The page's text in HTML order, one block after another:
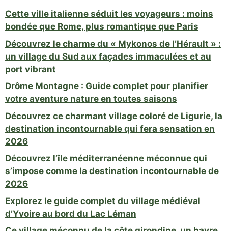
Cette ville italienne séduit les voyageurs : moins
bondée que Rome, plus romantique que Paris
Découvrez le charme du « Mykonos de l’Hérault » :
un village du Sud aux façades immaculées et au
port vibrant
Drôme Montagne : Guide complet pour planifier
votre aventure nature en toutes saisons
Découvrez ce charmant village coloré de Ligurie, la
destination incontournable qui fera sensation en
2026
Découvrez l’île méditerranéenne méconnue qui
s’impose comme la destination incontournable de
2026
Explorez le guide complet du village médiéval
d’Yvoire au bord du Lac Léman